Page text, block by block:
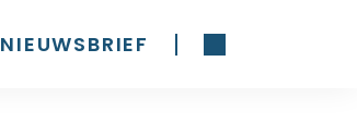
NIEUWSBRIEF